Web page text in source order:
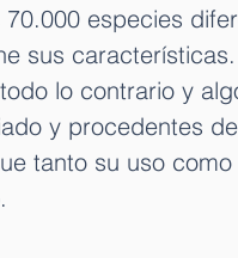
especies
sus
lo contrario y
y procedentes
tanto su uso